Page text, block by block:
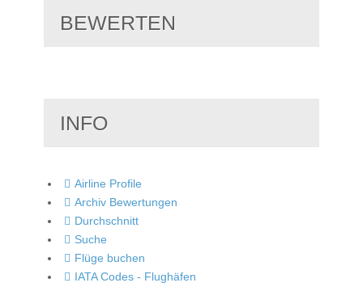
BEWERTEN
INFO
Airline Profile
Archiv Bewertungen
Durchschnitt
Suche
Flüge buchen
IATA Codes - Flughäfen